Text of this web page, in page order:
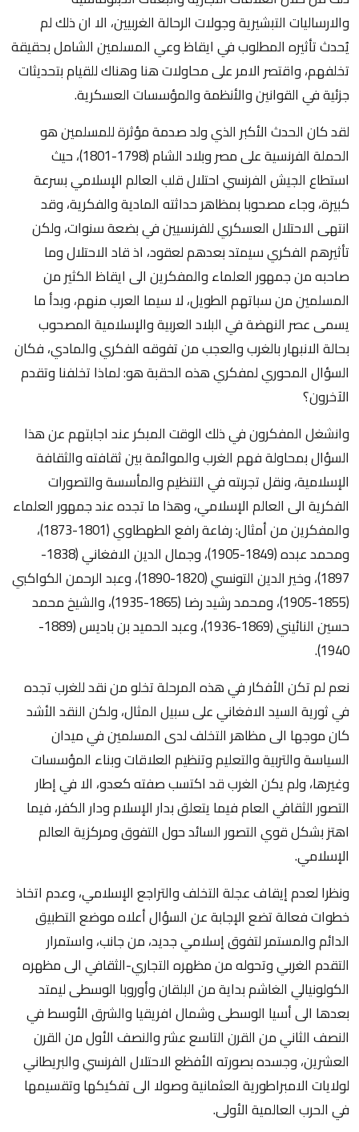
والارساليات التبشيرية وجولات الرحالة الغربيين، الا ان ذلك لم
يُحدث تأثيره المطلوب في ايقاظ وعي المسلمين الشامل بحقيقة
تخلفهم، واقتصر الامر على محاولات هنا وهناك للقيام بتحديثات
جزئية في القوانين والأنظمة والمؤسسات العسكرية.
لقد كان الحدث الأكبر الذي ولد صدمة مؤثرة للمسلمين هو
الحملة الفرنسية على مصر وبلاد الشام (1798-1801)، حيث
استطاع الجيش الفرنسي احتلال قلب العالم الإسلامي بسرعة
كبيرة، وجاء مصحوبا بمظاهر حداثته المادية والفكرية، وقد
انتهى الاحتلال العسكري للفرنسيين في بضعة سنوات، ولكن
تأثيرهم الفكري سيمتد بعدهم لعقود، اذ قاد الاحتلال وما
صاحبه من جمهور العلماء والمفكرين الى ايقاظ الكثير من
المسلمين من سباتهم الطويل، لا سيما العرب منهم، وبدأ ما
يسمى عصر النهضة في البلاد العربية والإسلامية المصحوب
بحالة الانبهار بالغرب والعجب من تفوقه الفكري والمادي، فكان
السؤال المحوري لمفكري هذه الحقبة هو: لماذا تخلفنا وتقدم
الآخرون؟
وانشغل المفكرون في ذلك الوقت المبكر عند اجابتهم عن هذا
السؤال بمحاولة فهم الغرب والموائمة بين ثقافته والثقافة
الإسلامية، ونقل تجربته في التنظيم والمأسسة والتصورات
الفكرية الى العالم الإسلامي، وهذا ما تجده عند جمهور العلماء
والمفكرين من أمثال: رفاعة رافع الطهطاوي (1801-1873)،
ومحمد عبده (1849-1905)، وجمال الدين الافغاني (1838-
1897)، وخير الدين التونسي (1820-1890)، وعبد الرحمن الكواكبي
(1855-1905)، ومحمد رشيد رضا (1865-1935)، والشيخ محمد
حسين النائيني (1869-1936)، وعبد الحميد بن باديس (1889-
1940).
نعم لم تكن الأفكار في هذه المرحلة تخلو من نقد للغرب تجده
في ثورية السيد الافغاني على سبيل المثال، ولكن النقد الأشد
كان موجها الى مظاهر التخلف لدى المسلمين في ميدان
السياسة والتربية والتعليم وتنظيم العلاقات وبناء المؤسسات
وغيرها، ولم يكن الغرب قد اكتسب صفته كعدو، الا في إطار
التصور الثقافي العام فيما يتعلق بدار الإسلام ودار الكفر، فيما
اهتز بشكل قوي التصور السائد حول التفوق ومركزية العالم
الإسلامي.
ونظرا لعدم إيقاف عجلة التخلف والتراجع الإسلامي، وعدم اتخاذ
خطوات فعالة تضع الإجابة عن السؤال أعلاه موضع التطبيق
الدائم والمستمر لتفوق إسلامي جديد، من جانب، واستمرار
التقدم الغربي وتحوله من مظهره التجاري-الثقافي الى مظهره
الكولونيالي الغاشم بداية من البلقان وأوروبا الوسطى ليمتد
بعدها الى أسيا الوسطى وشمال افريقيا والشرق الأوسط في
النصف الثاني من القرن التاسع عشر والنصف الأول من القرن
العشرين، وجسده بصورته الأفظع الاحتلال الفرنسي والبريطاني
لولايات الامبراطورية العثمانية وصولا الى تفكيكها وتقسيمها
في الحرب العالمية الأولى.